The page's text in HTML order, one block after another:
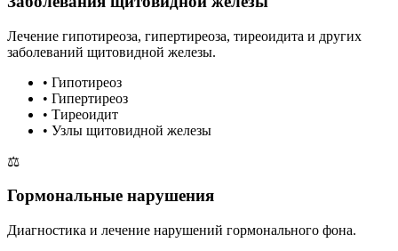
Лечение гипотиреоза, гипертиреоза, тиреоидита и других
заболеваний щитовидной железы.
• Гипотиреоз
• Гипертиреоз
• Тиреоидит
• Узлы щитовидной железы
⚖️
Гормональные нарушения
Диагностика и лечение нарушений гормонального фона.